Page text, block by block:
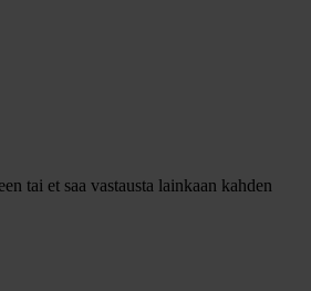
tai et saa vastausta lainkaan kahden